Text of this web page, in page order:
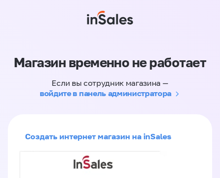
Магазин временно не работает
Если вы сотрудник магазина —
войдите в панель администратора
Создать интернет магазин на inSales